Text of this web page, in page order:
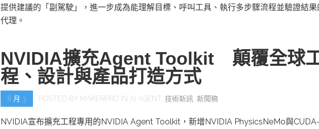
提供建議的「副駕駛」，進一步成為能理解目標、呼叫工具、執行多步驟流程並驗證結果
代理。
NVIDIA擴充Agent Toolkit 顛覆全球
程、設計與產品打造方式
8 月 3 POSTED BY MAKERPRO IN AI AGENT 技術新訊 新聞稿
NVIDIA宣布擴充工程專用的NVIDIA Agent Toolkit，新增NVIDIA PhysicsNeMo與